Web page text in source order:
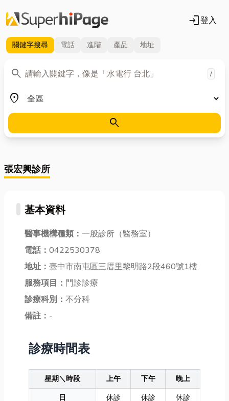
login登入
關鍵字搜尋 電話 進階 產品 地址
search
關鍵字 /
place
地區
search
張宏興診所
基本資料
醫事機構種類： 一般診所（醫務室）
電話： 0422530378
地址： 臺中市南屯區三厝里黎明路2段460號1樓
服務項目： 門診診療
診療科別： 不分科
備註： -
診療時間表
星期＼時段 上午 下午
晚上
日
休診 休診
休診